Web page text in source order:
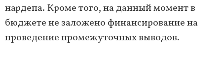
нардепа. Кроме того, на данный момент в
бюджете не заложено финансирование на
проведение промежуточных выводов.